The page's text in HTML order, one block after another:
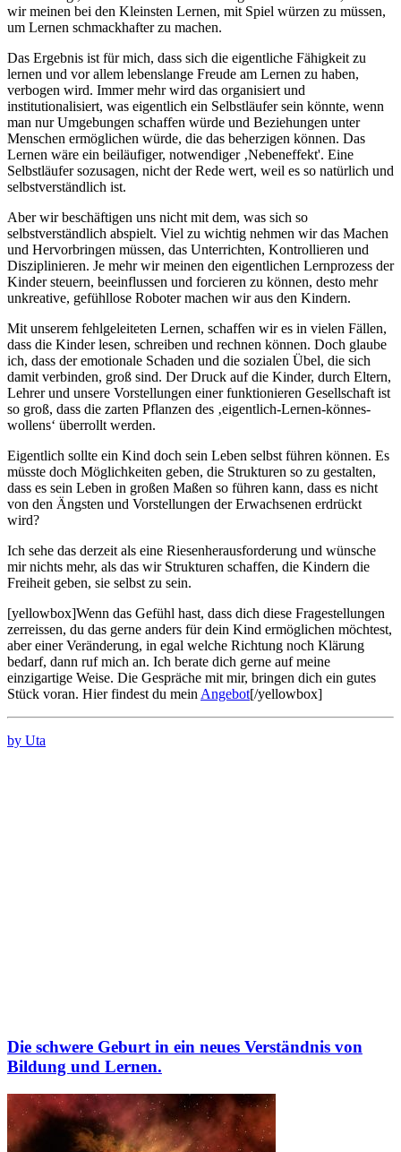
wir meinen bei den Kleinsten Lernen, mit Spiel würzen zu müssen,
um Lernen schmackhafter zu machen.
Das Ergebnis ist für mich, dass sich die eigentliche Fähigkeit zu
lernen und vor allem lebenslange Freude am Lernen zu haben,
verbogen wird. Immer mehr wird das organisiert und
institutionalisiert, was eigentlich ein Selbstläufer sein könnte, wenn
man nur Umgebungen schaffen würde und Beziehungen unter
Menschen ermöglichen würde, die das beherzigen können. Das
Lernen wäre ein beiläufiger, notwendiger ‚Nebeneffekt'. Eine
Selbstläufer sozusagen, nicht der Rede wert, weil es so natürlich und
selbstverständlich ist.
Aber wir beschäftigen uns nicht mit dem, was sich so
selbstverständlich abspielt. Viel zu wichtig nehmen wir das Machen
und Hervorbringen müssen, das Unterrichten, Kontrollieren und
Disziplinieren. Je mehr wir meinen den eigentlichen Lernprozess der
Kinder steuern, beeinflussen und forcieren zu können, desto mehr
unkreative, gefühllose Roboter machen wir aus den Kindern.
Mit unserem fehlgeleiteten Lernen, schaffen wir es in vielen Fällen,
dass die Kinder lesen, schreiben und rechnen können. Doch glaube
ich, dass der emotionale Schaden und die sozialen Übel, die sich
damit verbinden, groß sind. Der Druck auf die Kinder, durch Eltern,
Lehrer und unsere Vorstellungen einer funktionieren Gesellschaft ist
so groß, dass die zarten Pflanzen des ‚eigentlich-Lernen-könnes-
wollens‘ überrollt werden.
Eigentlich sollte ein Kind doch sein Leben selbst führen können. Es
müsste doch Möglichkeiten geben, die Strukturen so zu gestalten,
dass es sein Leben in großen Maßen so führen kann, dass es nicht
von den Ängsten und Vorstellungen der Erwachsenen erdrückt
wird?
Ich sehe das derzeit als eine Riesenherausforderung und wünsche
mir nichts mehr, als das wir Strukturen schaffen, die Kindern die
Freiheit geben, sie selbst zu sein.
[yellowbox]Wenn das Gefühl hast, dass dich diese Fragestellungen
zerreissen, du das gerne anders für dein Kind ermöglichen möchtest,
aber einer Veränderung, in egal welche Richtung noch Klärung
bedarf, dann ruf mich an. Ich berate dich gerne auf meine
einzigartige Weise. Die Gespräche mit mir, bringen dich ein gutes
Stück voran. Hier findest du mein Angebot[/yellowbox]
by Uta
Die schwere Geburt in ein neues Verständnis von
Bildung und Lernen.